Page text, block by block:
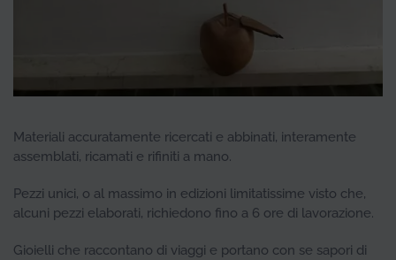
Materiali accuratamente ricercati e abbinati, interamente
assemblati, ricamati e rifiniti a mano.
Pezzi unici, o al massimo in edizioni limitatissime visto che,
alcuni pezzi elaborati, richiedono fino a 6 ore di lavorazione.
Gioielli che raccontano di viaggi e portano con se sapori di